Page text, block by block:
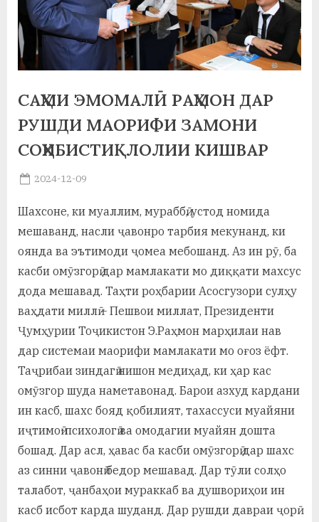
а
н
о
м
Н
и
р
и
Х
у
с
р
а
в
САҲМИ ЭМОМАЛӢ РАҲМОН ДАР
РУШДИ МАОРИФИ ЗАМОНИ
СОҲИБИСТИҚЛОЛИИ КИШВАР
Posted
2024-12-09
Шахсоне, ки муаллим, мураббӣ, устод номида
мешаванд, насли ҷавонро тарбия мекунанд, ки
оянда ва эътимоди ҷомеа мебошанд. Аз ин рӯ, ба
касби омӯзгорӣ дар мамлакати мо диққати махсус
дода мешавад. Таҳти роҳбарии Асосгузори сулҳу
ваҳдати миллӣ – Пешвои миллат, Президенти
Ҷумҳурии Тоҷикистон Э.Раҳмон марҳилаи нав
дар системаи маорифи мамлакати мо оғоз ёфт.
Таҷрибаи зиндагӣ нишон медиҳад, ки ҳар кас
омӯзгор шуда наметавонад. Барои азхуд кардани
ин касб, шахс бояд қобилият, тахассуси муайяни
иҷтимоӣ-психологӣ ва омодагии муайян дошта
бошад. Дар асл, ҳавас ба касби омӯзгорӣ дар шахс
аз синни ҷавонӣ бедор мешавад. Дар тӯли солҳо
талабот, ҷанбаҳои мураккаб ва душвориҳои ин
касб исбот карда шуданд. Дар рушди давраи ҷорӣ